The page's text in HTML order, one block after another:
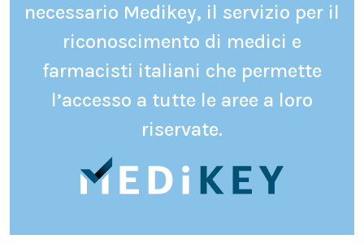
necessario Medikey, il servizio per il
riconoscimento di medici e
farmacisti italiani che permette
l’accesso a tutte le aree a loro
riservate.